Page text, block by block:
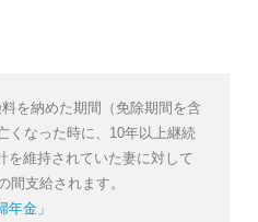
を納めた期間（免除期間を含
くなった時に、10年以上継続
を維持されていた妻に対して
間支給されます。
年金」